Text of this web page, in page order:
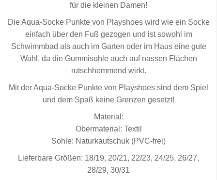
für die kleinen Damen!
Die Aqua-Socke Punkte von Playshoes wird wie ein Socke
einfach über den Fuß gezogen und ist sowohl im
Schwimmbad als auch im Garten oder im Haus eine gute
Wahl, da die Gummisohle auch auf nassen Flächen
rutschhemmend wirkt.
Mit der Aqua-Socke Punkte von Playshoes sind dem Spiel
und dem Spaß keine Grenzen gesetzt!
Material:
Obermaterial: Textil
Sohle: Naturkautschuk (PVC-frei)
Lieferbare Größen: 18/19, 20/21, 22/23, 24/25, 26/27,
28/29, 30/31